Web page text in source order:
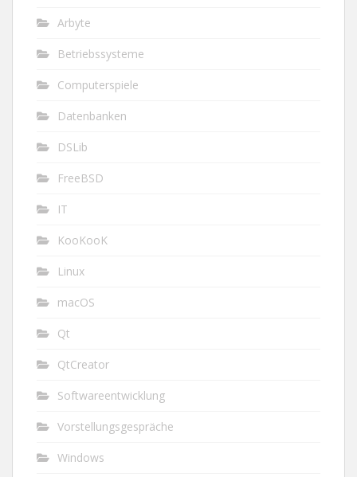
Arbyte
Betriebssysteme
Computerspiele
Datenbanken
DSLib
FreeBSD
IT
KooKooK
Linux
macOS
Qt
QtCreator
Softwareentwicklung
Vorstellungsgespräche
Windows